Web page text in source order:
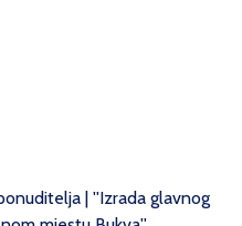
| ''Izrada glavnog